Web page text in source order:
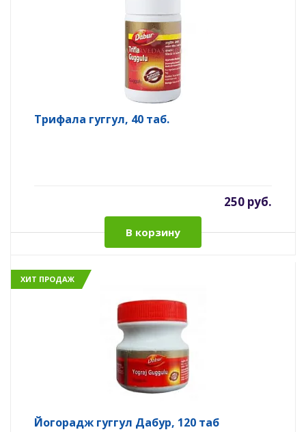
Трифала гуггул, 40 таб.
250 руб.
В корзину
ХИТ ПРОДАЖ
Йогорадж гуггул Дабур, 120 таб